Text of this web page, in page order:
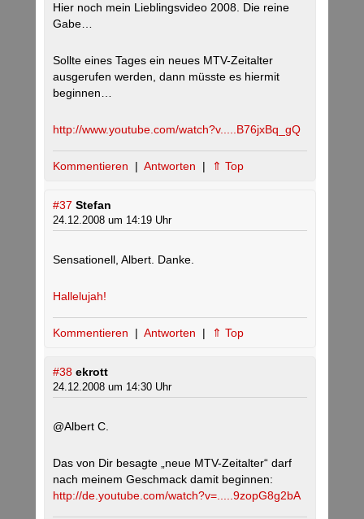
Hier noch mein Lieblingsvideo 2008. Die reine
Gabe…
Sollte eines Tages ein neues MTV-Zeitalter
ausgerufen werden, dann müsste es hiermit
beginnen…
http://www.youtube.com/watch?v.....B76jxBq_gQ
Kommentieren | Antworten | ⇑ Top
#37 Stefan
24.12.2008 um 14:19 Uhr
Sensationell, Albert. Danke.
Hallelujah!
Kommentieren | Antworten | ⇑ Top
#38 ekrott
24.12.2008 um 14:30 Uhr
@Albert C.
Das von Dir besagte „neue MTV-Zeitalter“ darf
nach meinem Geschmack damit beginnen:
http://de.youtube.com/watch?v=.....9zopG8g2bA